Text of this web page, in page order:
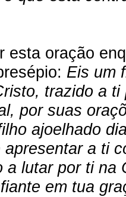
esta oração
Eis um
trazido a ti
por suas
ajoelhado
a ti
a lutar por ti na
em tua